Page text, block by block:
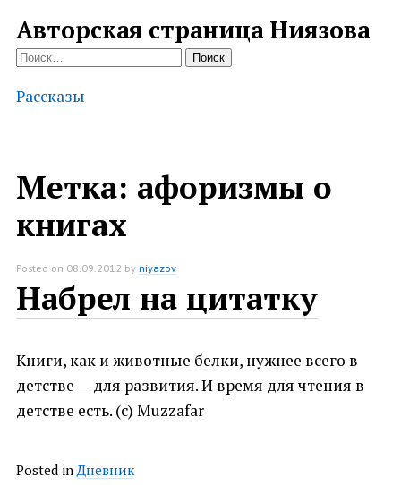
Авторская страница Ниязова
Найти:
Рассказы
Метка: афоризмы о
книгах
Posted on 08.09.2012 byniyazov
Набрел на цитатку
Книги, как и животные белки, нужнее всего в
детстве — для развития. И время для чтения в
детстве есть. (с) Muzzafar
Posted in Дневник